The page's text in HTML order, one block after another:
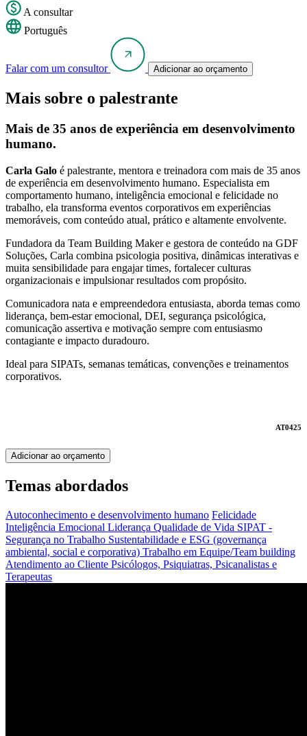
A consultar
Português
Falar com um consultor Adicionar ao orçamento
Mais sobre o palestrante
Mais de 35 anos de experiência em desenvolvimento
humano.
Carla Galo é palestrante, mentora e treinadora com mais de 35 anos
de experiência em desenvolvimento humano. Especialista em
comportamento humano, inteligência emocional e felicidade no
trabalho, ela transforma eventos corporativos em experiências
memoráveis, com conteúdo atual, prático e altamente envolvente.
Fundadora da Team Building Maker e gestora de conteúdo na GDF
Soluções, Carla combina psicologia positiva, dinâmicas interativas e
muita sensibilidade para engajar times, fortalecer culturas
organizacionais e impulsionar resultados com propósito.
Comunicadora nata e empreendedora entusiasta, aborda temas como
liderança, bem-estar emocional, DEI, segurança psicológica,
comunicação assertiva e motivação sempre com entusiasmo
contagiante e impacto duradouro.
Ideal para SIPATs, semanas temáticas, convenções e treinamentos
corporativos.
AT0425
Adicionar ao orçamento
Temas abordados
Autoconhecimento e desenvolvimento humano Felicidade
Inteligência Emocional Liderança Qualidade de Vida SIPAT -
Segurança no Trabalho Sustentabilidade e ESG (governança
ambiental, social e corporativa) Trabalho em Equipe/Team building
Atendimento ao Cliente Psicólogos, Psiquiatras, Psicanalistas e
Terapeutas